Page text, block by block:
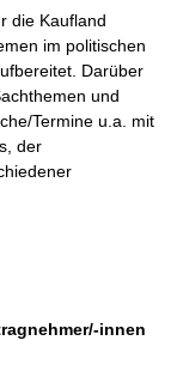
die Kaufland
im politischen
Darüber
und
Termine u.a. mit
der
innen